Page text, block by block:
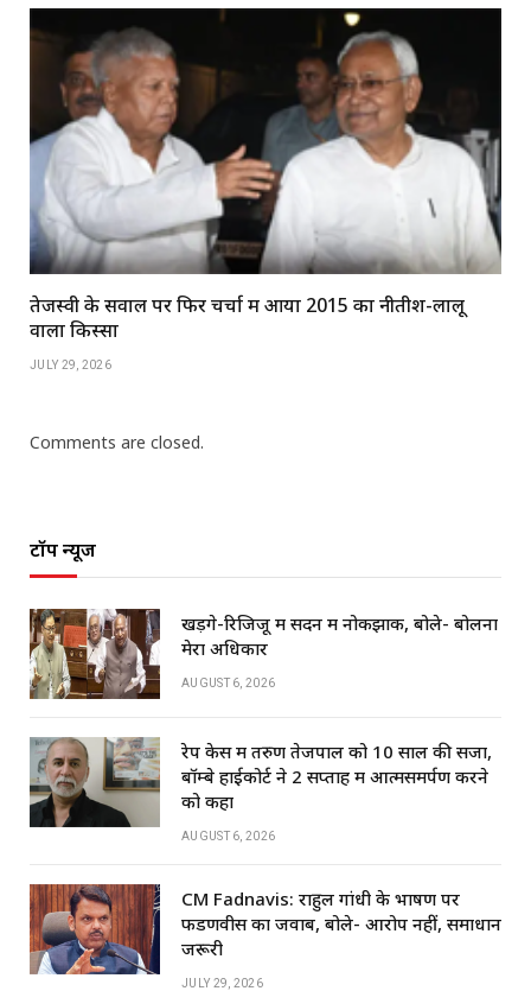
तेजस्वी के सवाल पर फिर चर्चा में आया 2015 का नीतीश-लालू
वाला किस्सा
JULY 29, 2026
Comments are closed.
टॉप न्यूज
खड़गे-रिजिजू में सदन में नोकझोंक, बोले- बोलना
मेरा अधिकार
AUGUST 6, 2026
रेप केस में तरुण तेजपाल को 10 साल की सजा,
बॉम्बे हाईकोर्ट ने 2 सप्ताह में आत्मसमर्पण करने
को कहा
AUGUST 6, 2026
CM Fadnavis: राहुल गांधी के भाषण पर
फडणवीस का जवाब, बोले- आरोप नहीं, समाधान
जरूरी
JULY 29, 2026